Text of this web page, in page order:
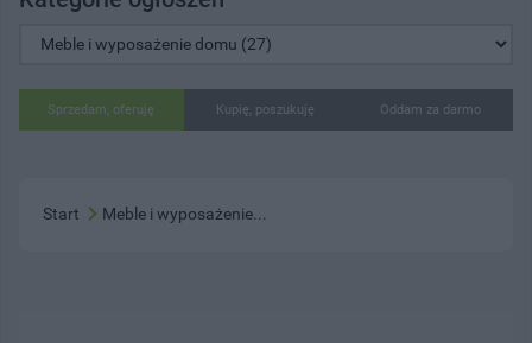
Sprzedam, oferuję Kupię, poszukuję Oddam za darmo
Start Meble i wyposażenie...